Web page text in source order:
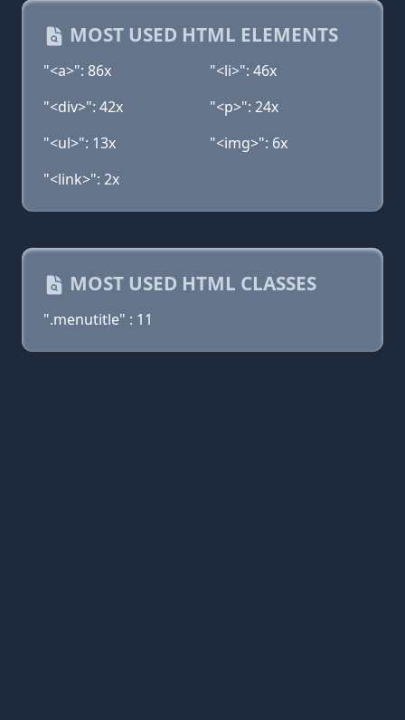
MOST USED HTML ELEMENTS
"<a>": 86x
"<li>": 46x
"<div>": 42x
"<p>": 24x
"<ul>": 13x
"<img>": 6x
"<link>": 2x
MOST USED HTML CLASSES
".menutitle" : 11